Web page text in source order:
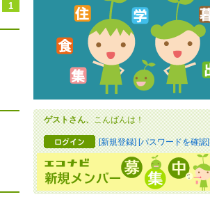
1
ゲストさん、こんばんは！
[新規登録] [パスワードを確認]